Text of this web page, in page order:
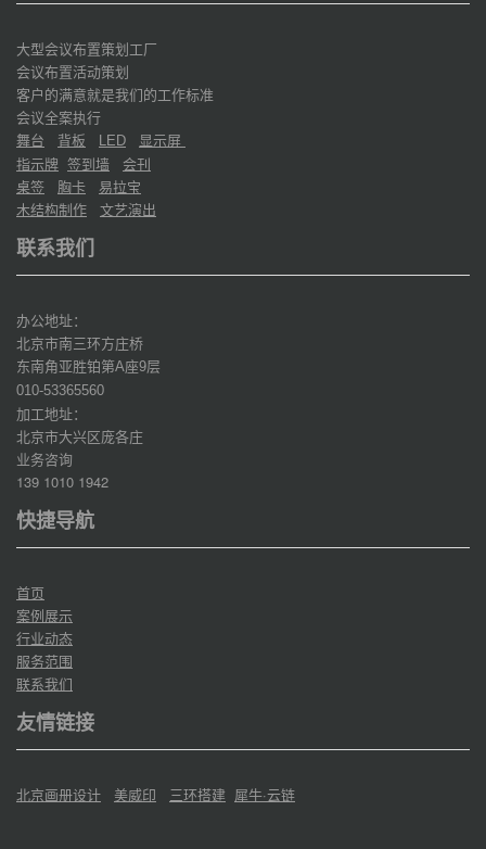
大型会议布置策划工厂
会议布置活动策划
客户的满意就是我们的工作标准
会议全案执行
舞台
背板 LED
显示屏
指示牌 签到墙
会刊
桌签
胸卡
易拉宝
木结构制作
文艺演出
联系我们
办公地址：
北京市南三环方庄桥
东南角亚胜铂第A座9层
010-53365560
加工地址：
北京市大兴区庞各庄
业务咨询
139 1010 1942
快捷导航
首页
案例展示
行业动态
服务范围
联系我们
友情链接
北京画册设计 美威印 三环搭建 犀牛·云链